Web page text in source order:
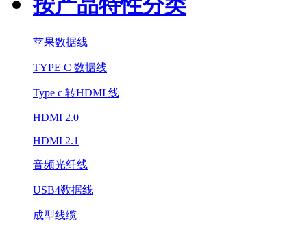
按产品特性分类
苹果数据线
TYPE C 数据线
Type c 转HDMI 线
HDMI 2.0
HDMI 2.1
音频光纤线
USB4数据线
成型线缆